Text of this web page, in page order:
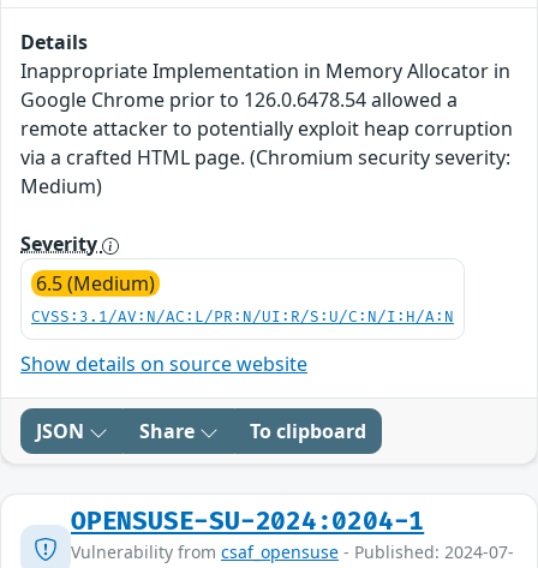
Details
Inappropriate Implementation in Memory Allocator in
Google Chrome prior to 126.0.6478.54 allowed a
remote attacker to potentially exploit heap corruption
via a crafted HTML page. (Chromium security severity:
Medium)
Severity
6.5 (Medium)
CVSS:3.1/AV:N/AC:L/PR:N/UI:R/S:U/C:N/I:H/A:N
Show details on source website
JSON Share To clipboard
OPENSUSE-SU-2024:0204-1
Vulnerability from csaf_opensuse - Published: 2024-07-